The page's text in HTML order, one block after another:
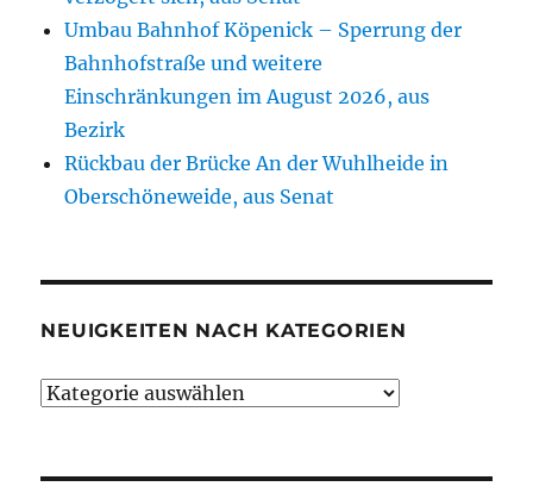
Umbau Bahnhof Köpenick – Sperrung der
Bahnhofstraße und weitere
Einschränkungen im August 2026, aus
Bezirk
Rückbau der Brücke An der Wuhlheide in
Oberschöneweide, aus Senat
NEUIGKEITEN NACH KATEGORIEN
Neuigkeiten